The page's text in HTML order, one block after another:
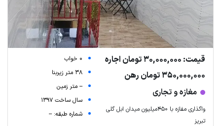
قیمت: 30,000,000 تومان اجاره
350,000,000 تومان رهن
مغازه و تجاری
واگذاری مفازه با ۴۵۰میلیون میدان ابل گلی
تبریز
0 خواب
38 متر زیربنا
-- متر زمین
سال ساخت 1397
شماره طبقه: --